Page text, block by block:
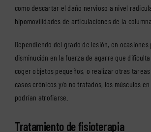
como descartar el daño nervioso a nivel
hipomovilidades de articulaciones de la
Dependiendo del grado de lesión, en
disminución en la fuerza de agarre que
coger objetos pequeños, o realizar otras
casos crónicos y/o no tratados, los músculos
podrían atrofiarse.
Tratamiento de fisioterapia